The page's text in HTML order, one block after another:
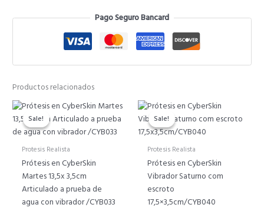
Pago Seguro Bancard
Productos relacionados
Sale!
Sale!
Protesis Realista
Prótesis en CyberSkin
Martes 13,5x 3,5cm
Articulado a prueba de
agua con vibrador /CYB033
El
precio
original
era:
₲ 83.020.
El
precio
actual
₲ 66.416.
Sale!
Sale!
Protesis Realista
Prótesis en CyberSkin
Vibrador Saturno com
escroto
17,5×3,5cm/CYB040
El
precio
original
era:
₲ 83.860.
precio